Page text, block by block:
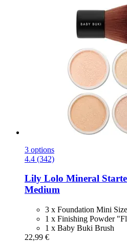
3 options
4.4 (342)
Lily Lolo Mineral
Medium
3 x Foundation Mini
1 x Finishing Powder
1 x Baby Buki Brush
22,99 €